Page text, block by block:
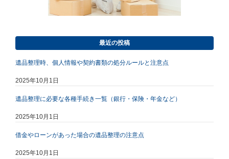
最近の投稿
遺品整理時、個人情報や契約書類の処分ルールと注意点
2025年10月1日
遺品整理に必要な各種手続き一覧（銀行・保険・年金など）
2025年10月1日
借金やローンがあった場合の遺品整理の注意点
2025年10月1日